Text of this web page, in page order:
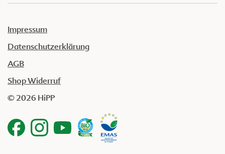
Impressum
Datenschutzerklärung
AGB
Shop Widerruf
© 2026 HiPP